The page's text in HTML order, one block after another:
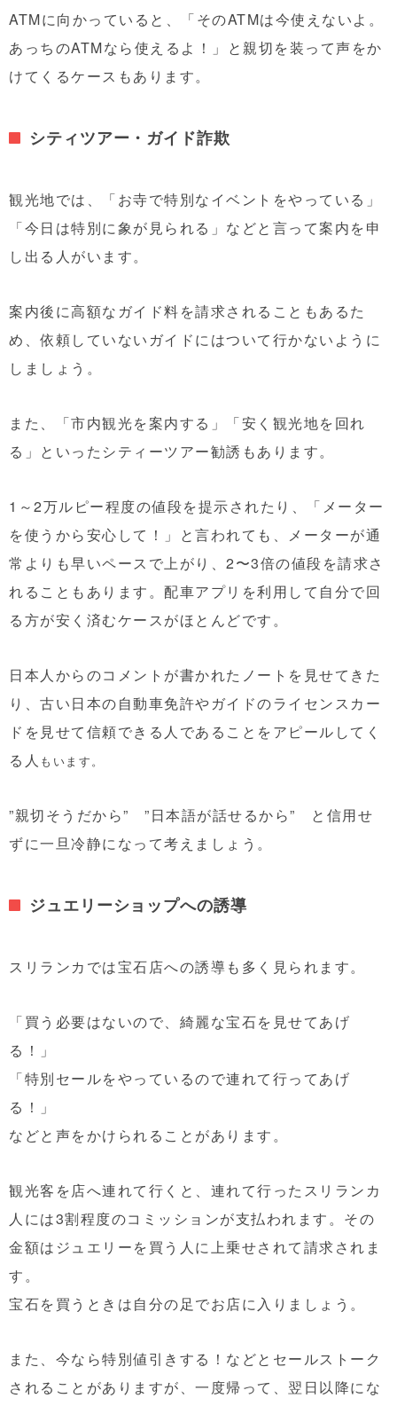
ATMに向かっていると、「そのATMは今使えないよ。
あっちのATMなら使えるよ！」と親切を装って声をか
けてくるケースもあります。
シティツアー・ガイド詐欺
観光地では、「お寺で特別なイベントをやっている」
「今日は特別に象が見られる」などと言って案内を申
し出る人がいます。
案内後に高額なガイド料を請求されることもあるた
め、依頼していないガイドにはついて行かないように
しましょう。
また、「市内観光を案内する」「安く観光地を回れ
る」といったシティーツアー勧誘もあります。
1～2万ルピー程度の値段を提示されたり、「メーター
を使うから安心して！」と言われても、メーターが通
常よりも早いペースで上がり、2〜3倍の値段を請求さ
れることもあります。 配車アプリを利用して自分で回
る方が安く済むケースがほとんどです。
日本人からのコメントが書かれたノートを見せてきた
り、古い日本の自動車免許やガイドのライセンスカー
ドを見せて信頼できる人であることをアピールしてく
る人 もいます。
”親切そうだから” ”日本語が話せるから” と信用せ
ずに一旦冷静になって考えましょう。
ジュエリーショップへの誘導
スリランカでは宝石店への誘導も多く見られます。
「買う必要はないので、綺麗な宝石を見せてあげ
る！」
「特別セールをやっているので連れて行ってあげ
る！」
などと声をかけられることがあります。
観光客を店へ連れて行くと、連れて行ったスリランカ
人には3割程度のコミッションが支払われます。その
金額はジュエリーを買う人に上乗せされて請求されま
す。
宝石を買うときは自分の足でお店に入りましょう。
また、今なら特別値引きする！などとセールストーク
されることがありますが、一度帰って、翌日以降にな